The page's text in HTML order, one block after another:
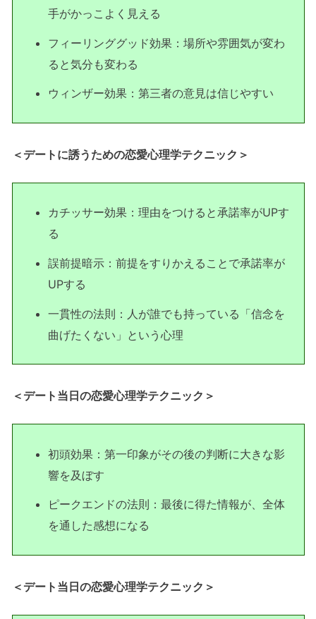
手がかっこよく見える
フィーリンググッド効果：場所や雰囲気が変わ
ると気分も変わる
ウィンザー効果：第三者の意見は信じやすい
＜デートに誘うための恋愛心理学テクニック＞
カチッサー効果：理由をつけると承諾率がUPす
る
誤前提暗示：前提をすりかえることで承諾率が
UPする
一貫性の法則：人が誰でも持っている「信念を
曲げたくない」という心理
＜デート当日の恋愛心理学テクニック＞
初頭効果：第一印象がその後の判断に大きな影
響を及ぼす
ピークエンドの法則：最後に得た情報が、全体
を通した感想になる
＜デート当日の恋愛心理学テクニック＞